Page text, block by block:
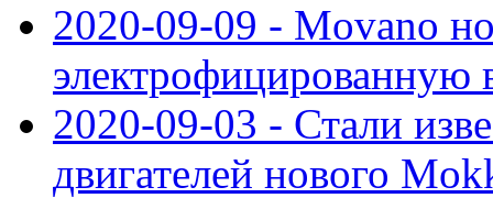
2020-09-09 - Movano
электрофицированную
2020-09-03 - Стали
двигателей нового